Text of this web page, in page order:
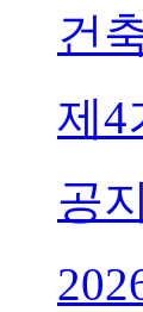
건
제4
공